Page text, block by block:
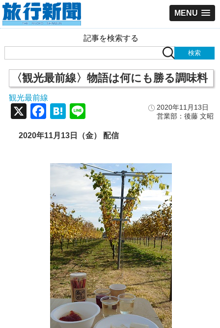
MENU
記事を検索する
〈観光最前線〉物語は何にも勝る調味料
観光最前線
2020年11月13日
営業部：後藤 文昭
X Facebook
Hatena
2020年11月13日（金） 配信